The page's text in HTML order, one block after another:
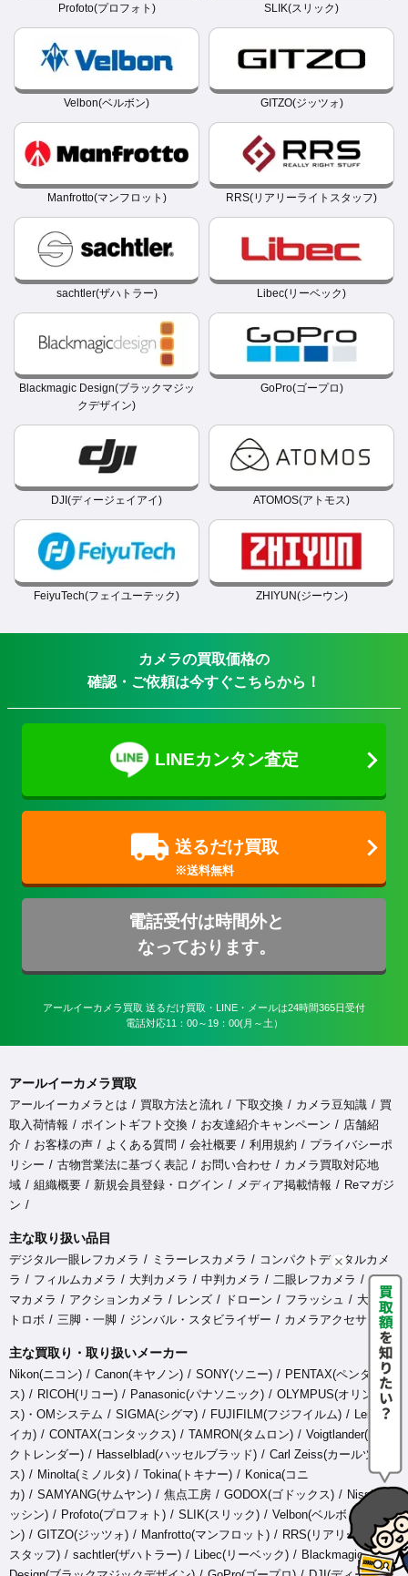
Profoto(プロフォト) SLIK(スリック)
Velbon(ベルボン) GITZO(ジッツォ)
Manfrotto(マンフロット) RRS(リアリーライトスタッフ)
sachtler(ザハトラー) Libec(リーベック)
Blackmagic Design(ブラックマジッ
クデザイン)
GoPro(ゴープロ)
DJI(ディージェイアイ) ATOMOS(アトモス)
FeiyuTech(フェイユーテック) ZHIYUN(ジーウン)
カメラの買取価格の
確認・ご依頼は今すぐこちらから！
LINEカンタン査定
送るだけ買取
電話受付は時間外と
なっております。
アールイーカメラ買取 送るだけ買取・LINE・メールは24時間365日受付
電話対応11：00～19：00(月～土）
アールイーカメラ買取
アールイーカメラとは 買取方法と流れ 下取交換 カメラ豆知識
買
取入荷情報
ポイントギフト交換 お友達紹介キャンペーン
店舗紹
介
お客様の声 よくある質問 会社概要 利用規約
プライバシーポ
リシー
古物営業法に基づく表記 お問い合わせ
カメラ買取対応地
域
組織概要 新規会員登録・ログイン メディア掲載情報
Reマガジ
ン
主な取り扱い品目
デジタル一眼レフカメラ ミラーレスカメラ
コンパクトデジタルカメ
ラ
フィルムカメラ 大判カメラ 中判カメラ 二眼レフカメラ
シネ
マカメラ
アクションカメラ レンズ ドローン フラッシュ
大型ス
トロボ
三脚・一脚 ジンバル・スタビライザー カメラアクセサリ
主な買取り・取り扱いメーカー
Nikon(ニコン) Canon(キヤノン) SONY(ソニー)
PENTAX(ペンタック
ス)
RICOH(リコー) Panasonic(パナソニック)
OLYMPUS(オリンパ
ス)・OMシステム
SIGMA(シグマ) FUJIFILM(フジフイルム)
Leica(ラ
イカ)
CONTAX(コンタックス) TAMRON(タムロン)
Voigtlander(フォ
クトレンダー)
Hasselblad(ハッセルブラッド)
Carl Zeiss(カールツァイ
ス)
Minolta(ミノルタ) Tokina(トキナー)
Konica(コニ
カ)
SAMYANG(サムヤン) 焦点工房 GODOX(ゴドックス)
Nissin(ニ
ッシン)
Profoto(プロフォト) SLIK(スリック)
Velbon(ベルボ
ン)
GITZO(ジッツォ) Manfrotto(マンフロット)
RRS(リアリーライト
スタッフ)
sachtler(ザハトラー) Libec(リーベック)
Blackmagic